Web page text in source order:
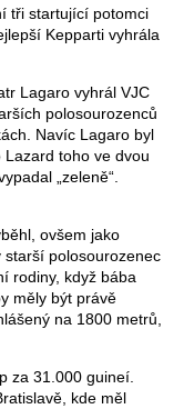
tři startující potomci
Kepparti vyhrála
Lagaro vyhrál VJC
polosourozenců
Navíc Lagaro byl
toho ve dvou
„zeleně“.
ovšem jako
starší polosourozenec
rodiny, když bába
měly být právě
na 1800 metrů,
za 31.000 guineí.
kde měl